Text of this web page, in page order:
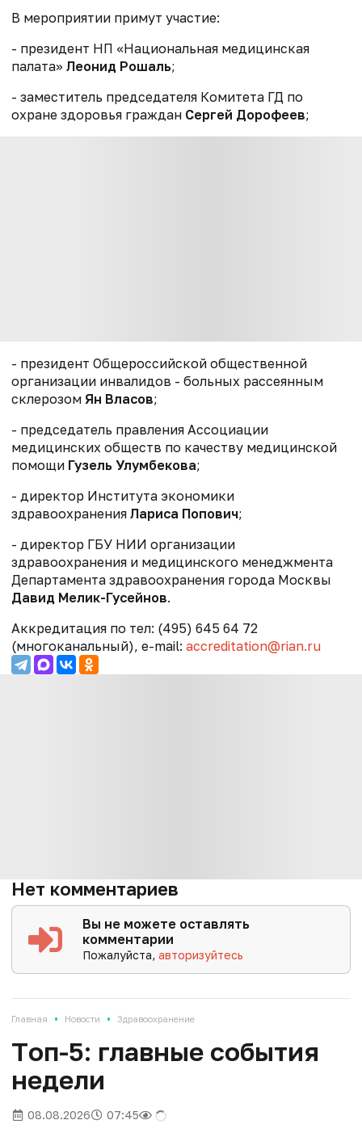
В мероприятии примут участие:
- президент НП «Национальная медицинская
палата» Леонид Рошаль;
- заместитель председателя Комитета ГД по
охране здоровья граждан Сергей Дорофеев;
- президент Общероссийской общественной
организации инвалидов - больных рассеянным
склерозом Ян Власов;
- председатель правления Ассоциации
медицинских обществ по качеству медицинской
помощи Гузель Улумбекова;
- директор Института экономики
здравоохранения Лариса Попович;
- директор ГБУ НИИ организации
здравоохранения и медицинского менеджмента
Департамента здравоохранения города Москвы
Давид Мелик-Гусейнов.
Аккредитация по тел: (495) 645 64 72
(многоканальный), е-mail: accreditation@rian.ru
Нет комментариев
Вы не можете оставлять
комментарии
Пожалуйста,авторизуйтесь
Главная • Новости • Здравоохранение
Tоп-5: главные события
недели
08.08.2026 07:45